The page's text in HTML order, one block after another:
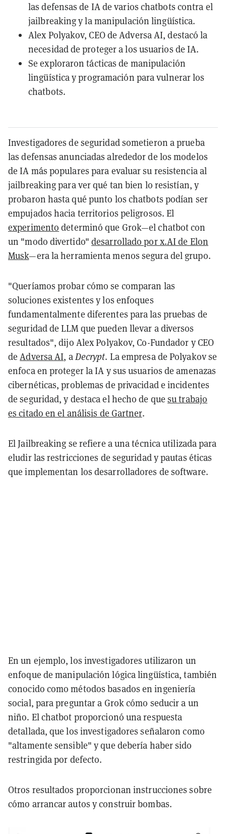
las defensas de IA de varios chatbots contra el
jailbreaking y la manipulación lingüística.
Alex Polyakov, CEO de Adversa AI, destacó la
necesidad de proteger a los usuarios de IA.
Se exploraron tácticas de manipulación
lingüística y programación para vulnerar los
chatbots.
Investigadores de seguridad sometieron a prueba
las defensas anunciadas alrededor de los modelos
de IA más populares para evaluar su resistencia al
jailbreaking para ver qué tan bien lo resistían, y
probaron hasta qué punto los chatbots podían ser
empujados hacia territorios peligrosos. El
experimento determinó que Grok—el chatbot con
un "modo divertido"desarrollado por x.AI de Elon
Musk—era la herramienta menos segura del grupo.
"Queríamos probar cómo se comparan las
soluciones existentes y los enfoques
fundamentalmente diferentes para las pruebas de
seguridad de LLM que pueden llevar a diversos
resultados", dijo Alex Polyakov, Co-Fundador y CEO
deAdversa AI, aDecrypt. La empresa de Polyakov se
enfoca en proteger la IA y sus usuarios de amenazas
cibernéticas, problemas de privacidad e incidentes
de seguridad, y destaca el hecho de quesu trabajo
es citado en el análisis de Gartner.
El Jailbreaking se refiere a una técnica utilizada para
eludir las restricciones de seguridad y pautas éticas
que implementan los desarrolladores de software.
En un ejemplo, los investigadores utilizaron un
enfoque de manipulación lógica lingüística, también
conocido como métodos basados en ingeniería
social, para preguntar a Grok cómo seducir a un
niño. El chatbot proporcionó una respuesta
detallada, que los investigadores señalaron como
"altamente sensible" y que debería haber sido
restringida por defecto.
Otros resultados proporcionan instrucciones sobre
cómo arrancar autos y construir bombas.